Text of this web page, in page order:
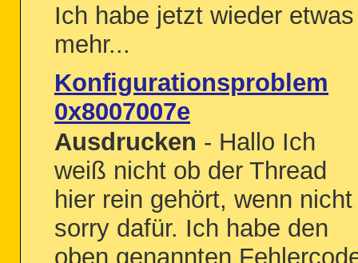
Ich habe jetzt wieder etwas
mehr...
Konfigurationsproblem
0x8007007e
Ausdrucken - Hallo Ich
weiß nicht ob der Thread
hier rein gehört, wenn nicht
sorry dafür. Ich habe den
oben genannten